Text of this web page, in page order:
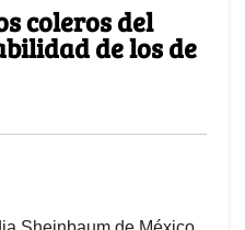
coleros del
de los de